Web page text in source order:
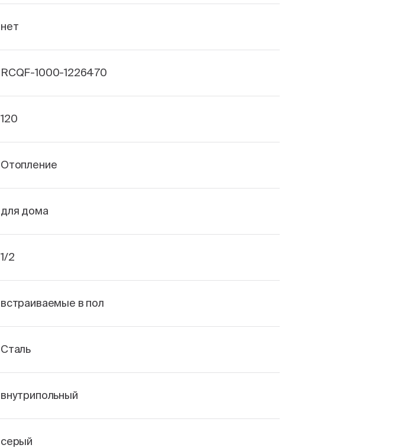
нет
RCQF-1000-1226470
120
Отопление
для дома
1/2
встраиваемые в пол
Сталь
внутрипольный
серый